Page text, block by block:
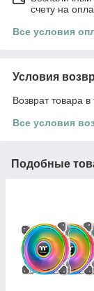
счету на
Все условия
Условия
Возврат товара
Все условия
Подобные